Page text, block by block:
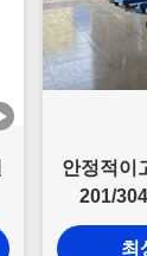
안정적이
201/
최